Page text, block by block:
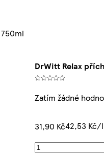
DrWitt Relax
Zatím žádné
31,90 Kč42,53 Kč/l